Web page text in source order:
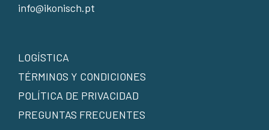
info@ikonisch.pt
LOGÍSTICA
TÉRMINOS Y CONDICIONES
POLÍTICA DE PRIVACIDAD
PREGUNTAS FRECUENTES